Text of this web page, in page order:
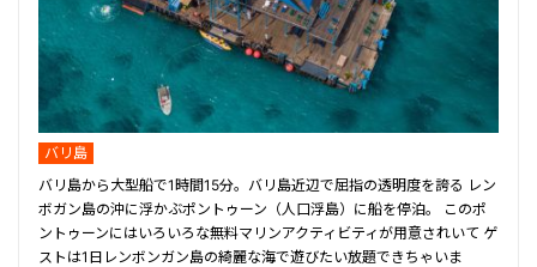
バリ島
バリ島から大型船で1時間15分。バリ島近辺で屈指の透明度を誇る レン
ボガン島の沖に浮かぶポントゥーン（人口浮島）に船を停泊。 このポ
ントゥーンにはいろいろな無料マリンアクティビティが用意されいて ゲ
ストは1日レンボンガン島の綺麗な海で遊びたい放題できちゃいま